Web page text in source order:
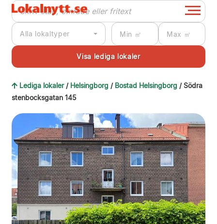
Alla lokaltyper
Lediga lokaler / Helsingborg / Bostad Helsingborg / Södra
stenbocksgatan 145